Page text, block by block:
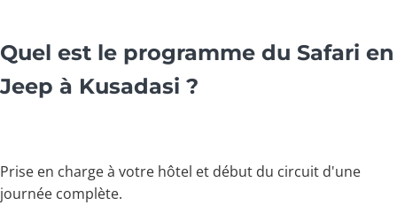
Quel est le programme du Safari en
Jeep à Kusadasi ?
Prise en charge à votre hôtel et début du circuit d'une
journée complète.